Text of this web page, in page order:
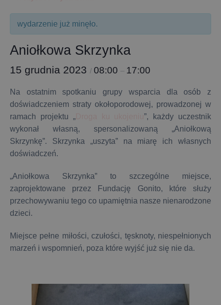
wydarzenie już minęło.
Aniołkowa Skrzynka
15 grudnia 2023 / 08:00 – 17:00
Na ostatnim spotkaniu grupy wsparcia dla osób z
doświadczeniem straty okołoporodowej, prowadzonej w
ramach projektu „Droga ku ukojeniu”, każdy uczestnik
wykonał własną, spersonalizowaną „Aniołkową
Skrzynkę”. Skrzynka „uszyta” na miarę ich własnych
doświadczeń.
„Aniołkowa Skrzynka” to szczególne miejsce,
zaprojektowane przez Fundację Gonito, które służy
przechowywaniu tego co upamiętnia nasze nienarodzone
dzieci.
Miejsce pełne miłości, czułości, tęsknoty, niespełnionych
marzeń i wspomnień, poza które wyjść już się nie da.